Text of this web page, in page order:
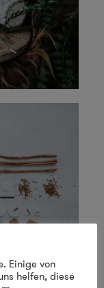
Einige von
helfen, diese